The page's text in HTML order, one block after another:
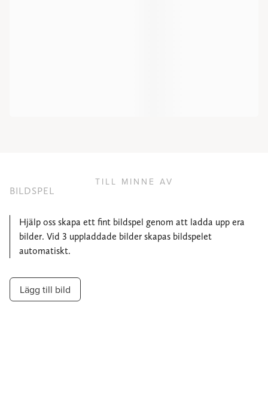
TILL MINNE AV
BILDSPEL
Hjälp oss skapa ett fint bildspel genom att ladda upp era
bilder. Vid 3 uppladdade bilder skapas bildspelet
automatiskt.
Lägg till bild